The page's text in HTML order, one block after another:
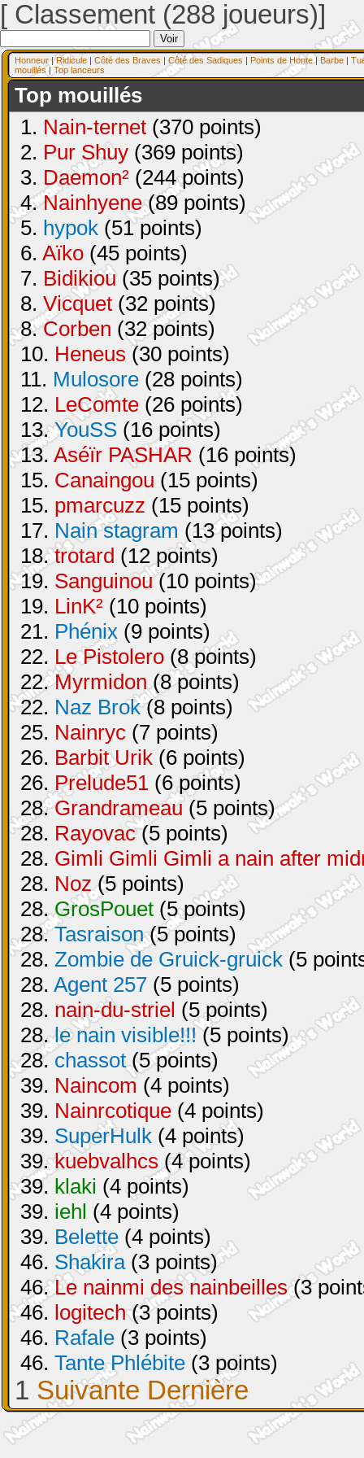
[ Classement (288 joueurs)]
Honneur|Ridicule | Côté des Braves | Côté des Sadiques | Points de Honte| Barbe |
mouillés| Top lanceurs
Top mouillés
1. Nain-ternet (370 points)
2. Pur Shuy (369 points)
3. Daemon² (244 points)
4.Nainhyene(89 points)
5. hypok (51 points)
6. Aïko (45 points)
7. Bidikiou(35 points)
8. Vicquet (32 points)
8.Corben (32 points)
10. Heneus (30 points)
11. Mulosore (28 points)
12. LeComte (26 points)
13.YouSS (16 points)
13. Aséïr PASHAR (16 points)
15. Canaingou (15 points)
15. pmarcuzz (15 points)
17. Nain stagram (13 points)
18.trotard (12 points)
19. Sanguinou(10 points)
19. LinK² (10 points)
21. Phénix (9 points)
22. Le Pistolero (8 points)
22.Myrmidon(8 points)
22. Naz Brok(8 points)
25. Nainryc (7 points)
26. Barbit Urik (6 points)
26. Prelude51 (6 points)
28.Grandrameau (5 points)
28. Rayovac(5 points)
28. Gimli Gimli Gimli a nain after
28. Noz(5 points)
28.GrosPouet (5 points)
28.Tasraison(5 points)
28. Zombie de Gruick-gruick (5
28. Agent 257 (5 points)
28. nain-du-striel (5 points)
28.le nain visible!!!(5 points)
28.chassot(5 points)
39. Naincom (4 points)
39. Nainrcotique (4 points)
39. SuperHulk (4 points)
39.kuebvalhcs (4 points)
39. klaki (4 points)
39. iehl (4 points)
39. Belette (4 points)
46. Shakira(3 points)
46.Le nainmi des nainbeilles(3
46. logitech(3 points)
46. Rafale (3 points)
46. Tante Phlébite (3 points)
1 Suivante Dernière